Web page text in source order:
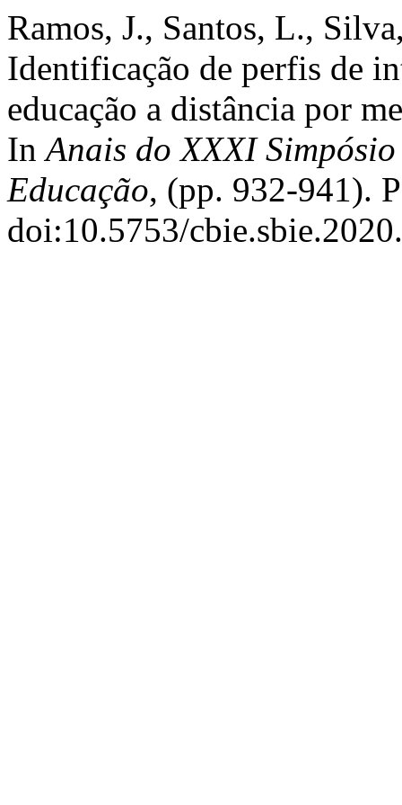
Ramos, J., Santos, L.,
Identificação de perfis de
educação a distância por
InAnais do XXXI
Educação, (pp. 932-941).
doi:10.5753/